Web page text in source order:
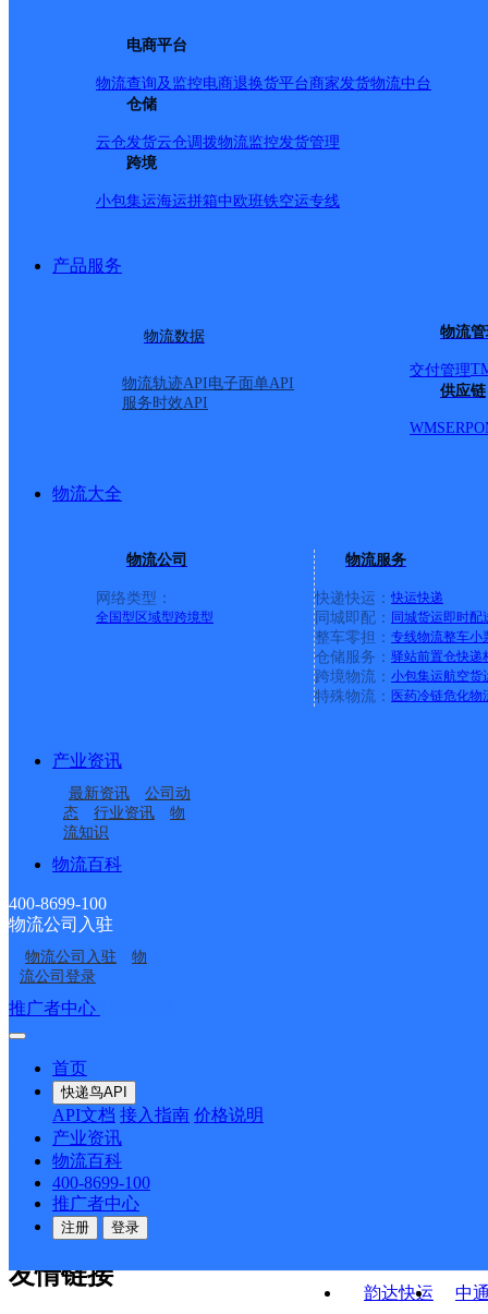
电商平台
物流查询及监控电商退换货平台商家发货物流中台
仓储
云仓发货云仓调拨物流监控发货管理
跨境
小包集运海运拼箱中欧班铁空运专线
产品服务
物流数据
物流轨迹API电子面单API
服务时效API
物流
交付管理
供应链
WMSERP
物流大全
物流公司
网络类型：
全国型 区域型跨境型
物流服务
快递快运： 快运快递
同城即配： 同城货运即时配
整车零担： 专线物流整车小
仓储服务： 驿站前置仓快递
跨境物流： 小包集运航空货
特殊物流： 医药冷链危化物
产业资讯
最新资讯
公司动
态
行业资讯
物
流知识
物流百科
400-8699-100
物流公司入驻
物流公司入驻
物
流公司登录
推广者中心
首页
快递鸟API
API文档 接入指南 价格说明
产业资讯
物流百科
400-8699-100
推广者中心
注册 登录
网点地址：福建省泉州市南安市美林街道梅亭梅亭工业区
网点负责人：
南科技学院分部
福建南安市公司美林溪
州寄存点分部
福建南安市公司榕桥寄
存点
福建南安市梅山镇公司
东街宙通KH分部
福建南安市公司省新镇
扶茂岭寄存点
福建南安市公司丰州镇
九日山石垄分部
福建南安市公司四季家
韵达快运
中
接口API
API接口 DEMO下载
关于我们
公司介绍 企业动态
合作伙伴 快递鸟接口服务协议
户隐私政策
友情链接